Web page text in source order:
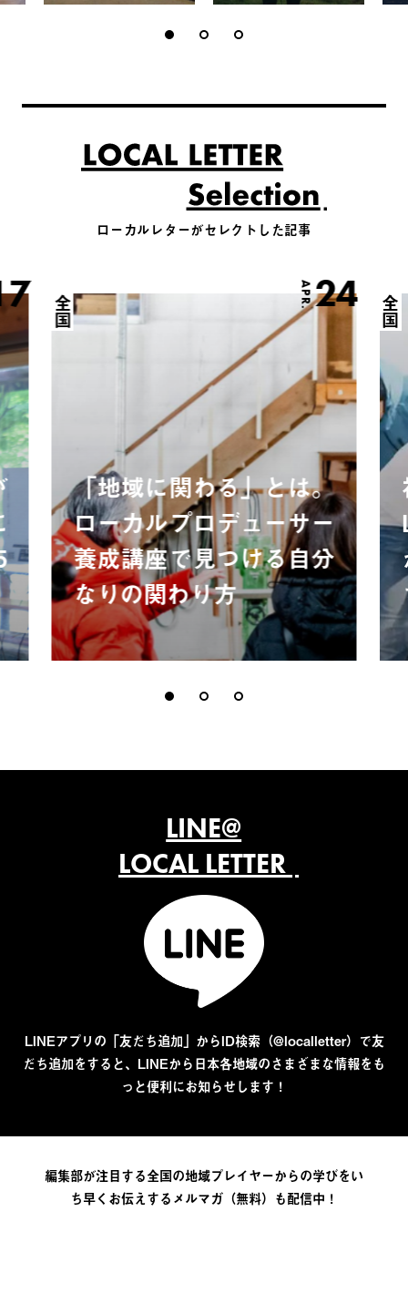
ローカルレターがセレクトした記事
APR.24
全国
「地域に関わる」とは。
ローカルプロデューサー
養成講座で見つける自分
なりの関わり方
全国
LINE@
LOCAL LETTER
LINEアプリの「友だち追加」からID検索（@localletter）で友
だち追加をすると、LINEから日本各地域のさまざまな情報をも
っと便利にお知らせします！
編集部が注目する全国の地域プレイヤーからの学びをい
ち早くお伝えするメルマガ（無料）も配信中！